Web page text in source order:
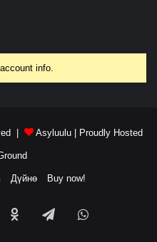
info.
| Asyluulu | Proudly Hosted
Дүйнө Buy now!
Odnoklassniki
TelegramWhatsApp